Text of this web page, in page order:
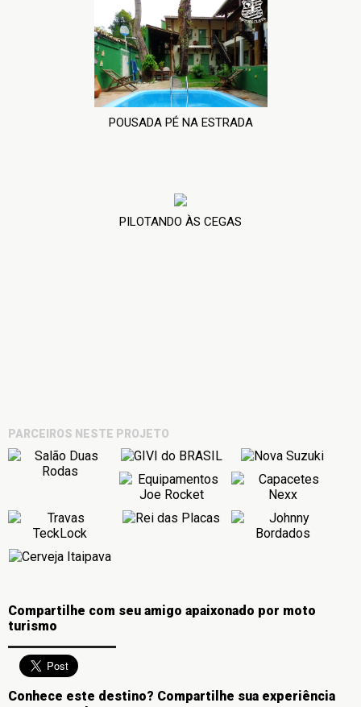
POUSADA PÉ NA ESTRADA
PILOTANDO ÀS CEGAS
PARCEIROS NESTE PROJETO
Compartilhe com seu amigo apaixonado por moto
turismo
Conhece este destino? Compartilhe sua experiência